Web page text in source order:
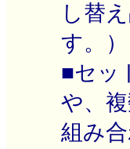
し替
す。）
■セッ
や、
組み